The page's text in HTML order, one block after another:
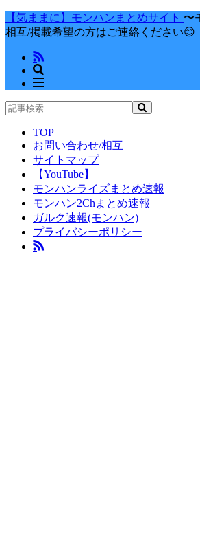
【気ままに】モンハンまとめサイト 〜
相互/掲載希望の方はご連絡ください😊
TOP
お問い合わせ/相互
サイトマップ
【YouTube】
モンハンライズまとめ速報
モンハン2Chまとめ速報
ガルク速報(モンハン)
プライバシーポリシー